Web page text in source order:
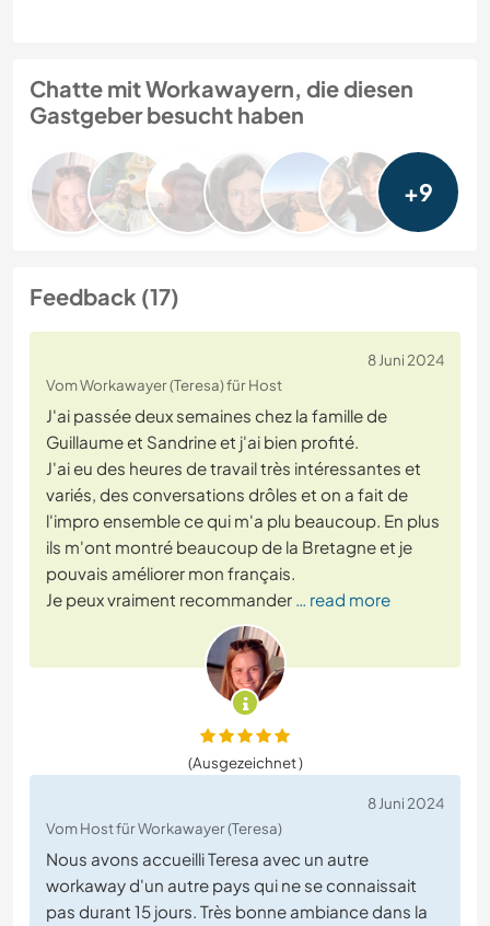
Chatte mit Workawayern, die diesen
Gastgeber besucht haben
+9
Feedback (17)
8 Juni 2024
Vom Workawayer (Teresa) für Host
J'ai passée deux semaines chez la famille de
Guillaume et Sandrine et j'ai bien profité.
J'ai eu des heures de travail très intéressantes et
variés, des conversations drôles et on a fait de
l'impro ensemble ce qui m'a plu beaucoup. En plus
ils m'ont montré beaucoup de la Bretagne et je
pouvais améliorer mon français.
Je peux vraiment recommander … read more
(Ausgezeichnet )
8 Juni 2024
Vom Host für Workawayer (Teresa)
Nous avons accueilli Teresa avec un autre
workaway d'un autre pays qui ne se connaissait
pas durant 15 jours. Très bonne ambiance dans la